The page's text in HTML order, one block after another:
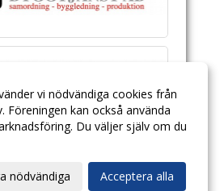
vi nödvändiga cookies från
Föreningen kan också använda
Du väljer själv om du
nödvändiga Acceptera alla